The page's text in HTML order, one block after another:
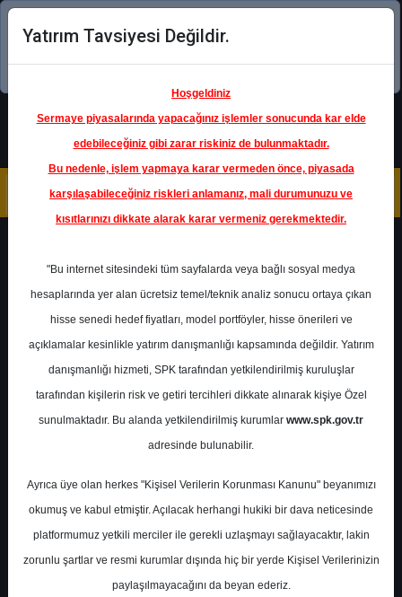
Şimdi uygulamayı indirin!
BIMAS- BİM BİRLEŞİK
MAĞAZALAR A.Ş.
Hedef Fiyat 475.00 ₺
Getiri
%0.00
0 0
Yatırım Tavsiyesi Değildir.
Hoşgeldiniz
Sermaye piyasalarında yapacağınız işlemler sonucunda kar elde
edebileceğiniz gibi zarar riskiniz de bulunmaktadır.
Bu nedenle, işlem yapmaya karar vermeden önce, piyasada
karşılaşabileceğiniz riskleri anlamanız, mali durumunuzu ve
kısıtlarınızı dikkate alarak karar vermeniz gerekmektedir.
"Bu internet sitesindeki tüm sayfalarda veya bağlı sosyal medya
hesaplarında yer alan ücretsiz temel/teknik analiz sonucu ortaya çıkan
hisse senedi hedef fiyatları, model portföyler, hisse önerileri ve
açıklamalar kesinlikle yatırım danışmanlığı kapsamında değildir. Yatırım
danışmanlığı hizmeti, SPK tarafından yetkilendirilmiş kuruluşlar
tarafından kişilerin risk ve getiri tercihleri dikkate alınarak kişiye Özel
sunulmaktadır. Bu alanda yetkilendirilmiş kurumlar www.spk.gov.tr
adresinde bulunabilir.
Ayrıca üye olan herkes "Kişisel Verilerin Korunması Kanunu" beyanımızı
okumuş ve kabul etmiştir. Açılacak herhangi hukiki bir dava neticesinde
platformumuz yetkili merciler ile gerekli uzlaşmayı sağlayacaktır, lakin
zorunlu şartlar ve resmi kurumlar dışında hiç bir yerde Kişisel Verilerinizin
paylaşılmayacağını da beyan ederiz.